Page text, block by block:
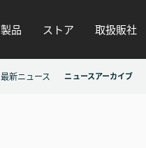
製品 ストア 取扱販社
最新ニュース ニュースアーカイブ